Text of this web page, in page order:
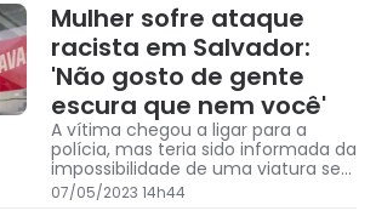
Mulher sofre ataque
racista em Salvador:
'Não gosto de gente
escura que nem você'
A vítima chegou a ligar para a
polícia, mas teria sido informada da
impossibilidade de uma viatura se
dirigir ao posto e que ela deveria
procurar uma delegacia para
07/05/2023 14h44